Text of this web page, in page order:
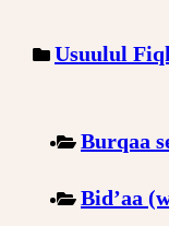
Usuulul
Burqaa
Bid’aa